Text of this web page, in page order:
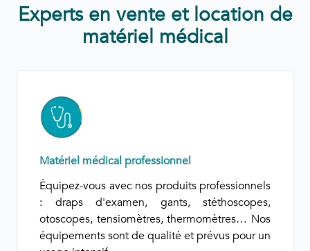
Experts en vente et location de
matériel médical
Matériel médical professionnel
Équipez-vous avec nos produits professionnels
: draps d'examen, gants, stéthoscopes,
otoscopes, tensiomètres, thermomètres… Nos
équipements sont de qualité et prévus pour un